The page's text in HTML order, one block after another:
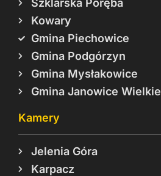
Szklarska Poręba
Kowary
Gmina Piechowice
Gmina Podgórzyn
Gmina Mysłakowice
Gmina Janowice Wielkie
Kamery
Jelenia Góra
Karpacz